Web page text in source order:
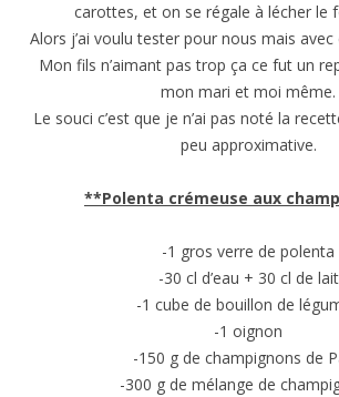
carottes, et on se régale à lécher le
Alors j’ai voulu tester pour nous mais
Mon fils n’aimant pas trop ça ce fut un
mon mari et moi même.
Le souci c’est que je n’ai pas noté la
peu approximative.
**Polenta crémeuse aux
-1 gros verre de polenta
-30 cl d’eau + 30 cl de lait
-1 cube de bouillon de
-1 oignon
-150 g de champignons de
-300 g de mélange de